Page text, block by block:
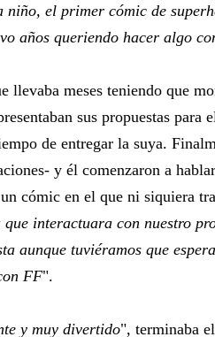
niño, el primer cómic de
años queriendo hacer algo
llevaba meses teniendo que
sus propuestas para
de entregar la suya.
y él comenzaron a
cómic en el que ni siquiera
interactuara con nuestro
aunque tuviéramos que
FF".
y muy divertido", terminaba